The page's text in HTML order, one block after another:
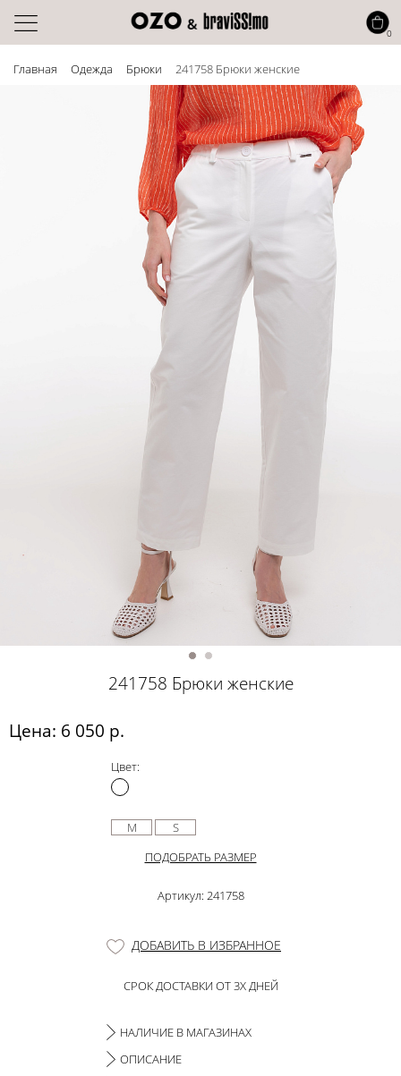
Главная Одежда Брюки 241758 Брюки женские
241758 Брюки женские
Цена: 6 050 р.
Цвет:
M
S
ПОДОБРАТЬ РАЗМЕР
Артикул: 241758
ДОБАВИТЬ В ИЗБРАННОЕ
СРОК ДОСТАВКИ ОТ 3Х ДНЕЙ
НАЛИЧИЕ В МАГАЗИНАХ
ОПИСАНИЕ
0